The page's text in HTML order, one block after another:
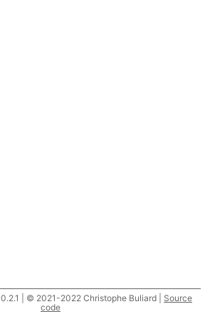
| © 2021-2022 Christophe Buliard | Source
code